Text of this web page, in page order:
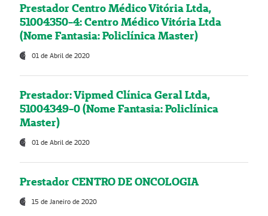
Prestador Centro Médico Vitória Ltda,
51004350-4: Centro Médico Vitória Ltda
(Nome Fantasia: Policlínica Master)
01 de Abril de 2020
Prestador: Vipmed Clínica Geral Ltda,
51004349-0 (Nome Fantasia: Policlínica
Master)
01 de Abril de 2020
Prestador CENTRO DE ONCOLOGIA
15 de Janeiro de 2020